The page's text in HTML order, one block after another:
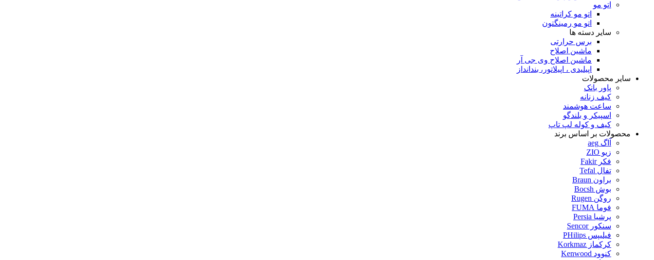
اتو مو
اتو مو کراتینه
اتو مو رمینگتون
سایر دسته ها
برس حرارتی
ماشین اصلاح
ماشین اصلاح وی جی آر
اپیلیدی ، اپیلاتور، بندانداز
سایر محصولات
پاور بانک
کیف زنانه
ساعت هوشمند
اسپیکر و بلندگو
کیف و کوله لپ تاپ
محصولات بر اساس برند
آاگ aeg
زیو ZIO
فکر Fakir
تفال Tefal
براون Braun
بوش Bocsh
روگن Rugen
فوما FUMA
پرشیا Persia
سنکور Sencor
فیلیپس PHilips
کرکماز Korkmaz
کنوود Kenwood